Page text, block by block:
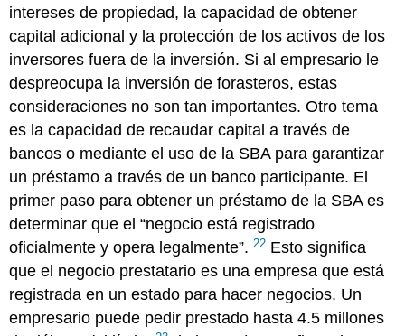
intereses de propiedad, la capacidad de obtener
capital adicional y la protección de los activos de los
inversores fuera de la inversión. Si al empresario le
despreocupa la inversión de forasteros, estas
consideraciones no son tan importantes. Otro tema
es la capacidad de recaudar capital a través de
bancos o mediante el uso de la SBA para garantizar
un préstamo a través de un banco participante. El
primer paso para obtener un préstamo de la SBA es
determinar que el “negocio está registrado
oficialmente y opera legalmente”.22 Esto significa
que el negocio prestatario es una empresa que está
registrada en un estado para hacer negocios. Un
empresario puede pedir prestado hasta 4.5 millones